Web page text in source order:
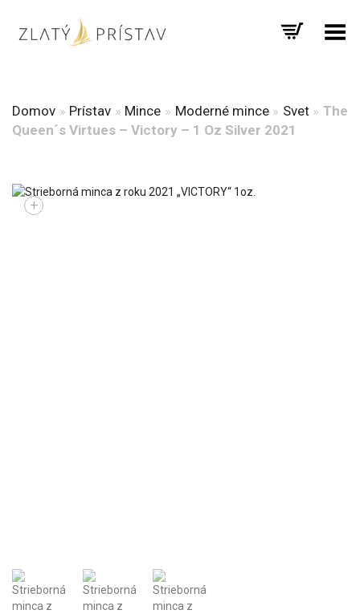
Prepnúť menu
Domov » Prístav » Mince » Moderné mince» Svet»The
Queen´s Virtues – Victory – 1 Oz Silver 2021
+